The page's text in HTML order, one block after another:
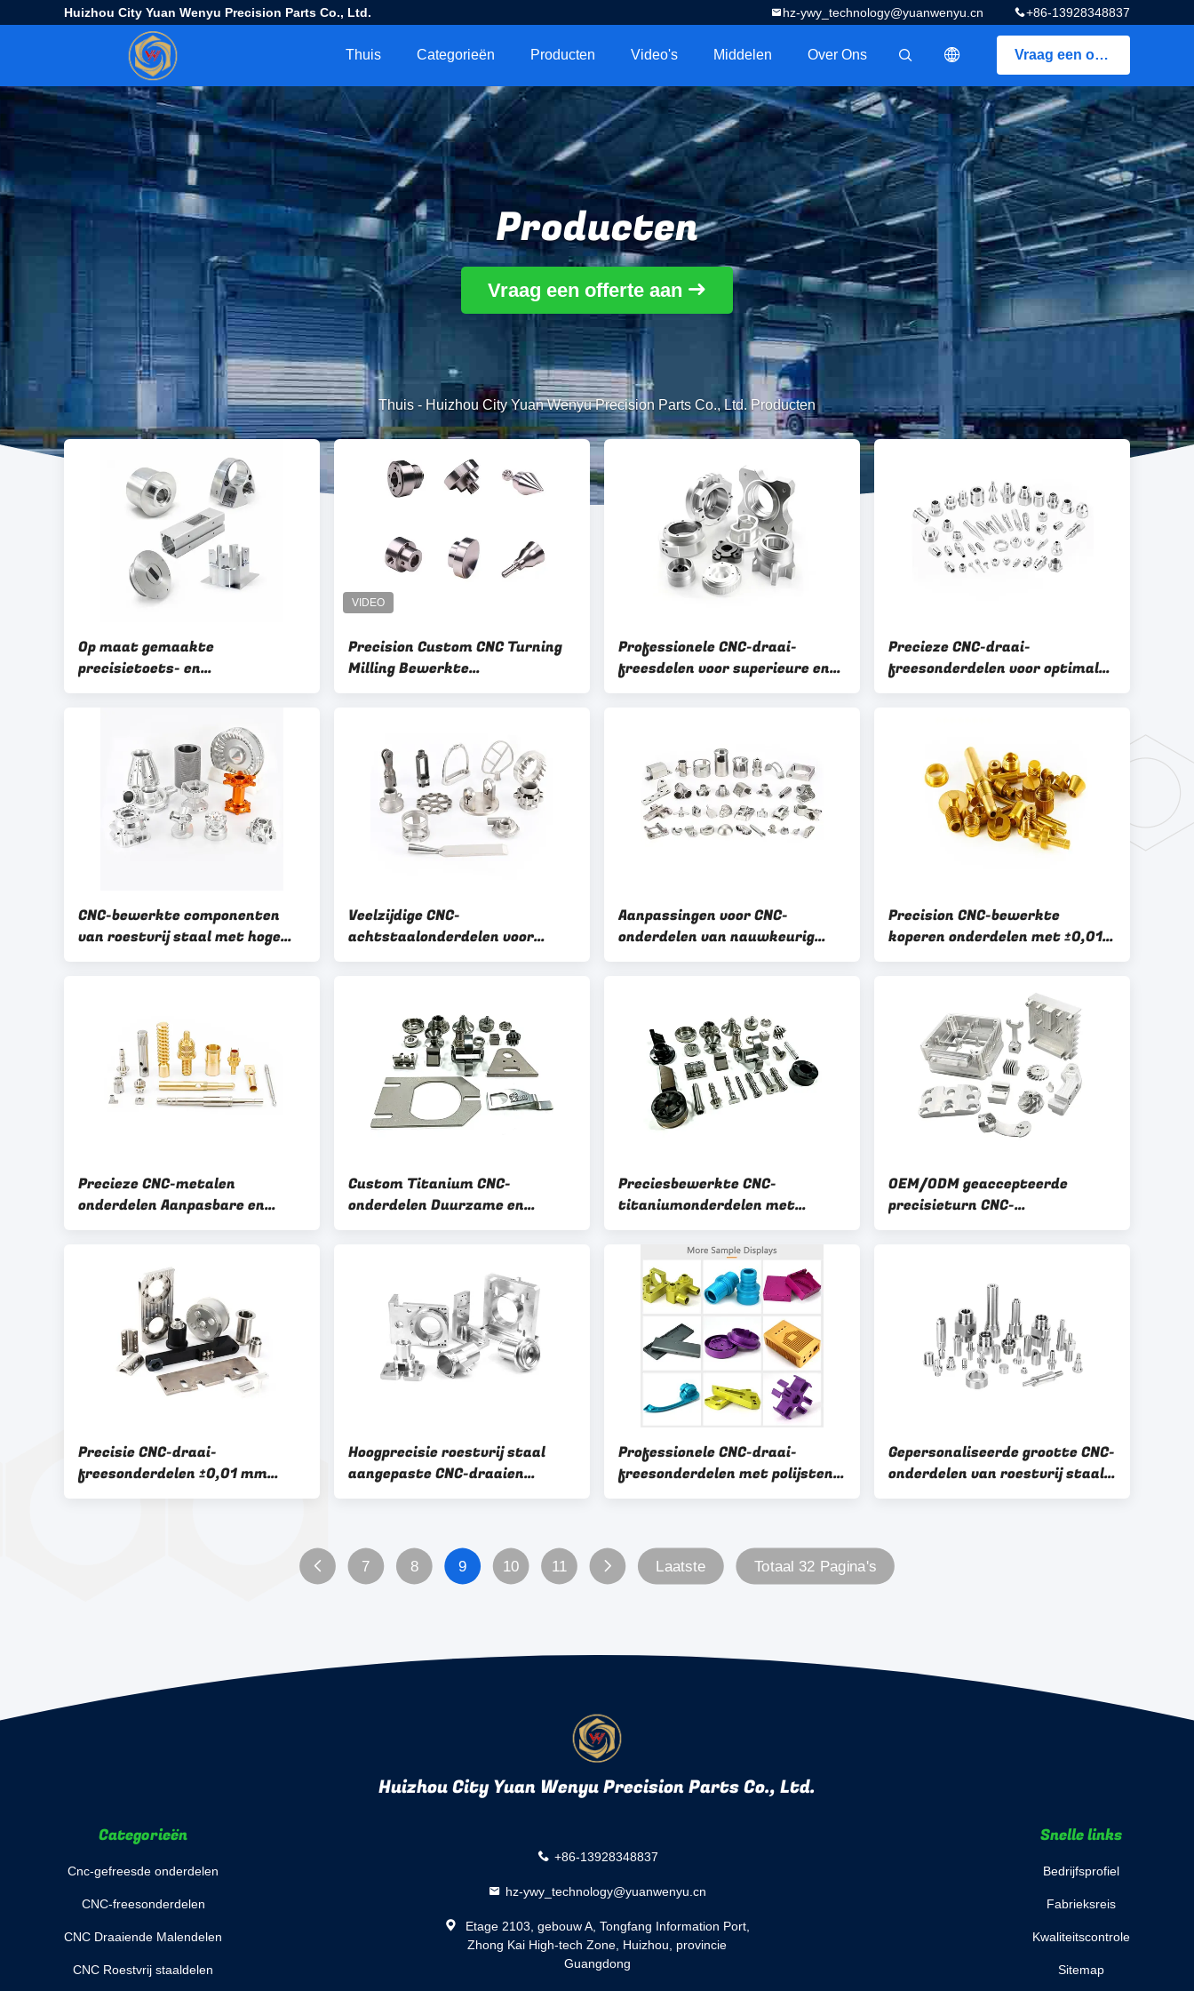
Huizhou City Yuan Wenyu Precision Parts Co., Ltd. +86-13928348837
hz-ywy_technology@yuanwenyu.cn
Vraag een offerte aan
描述
Thuis Categorieën Producten Video's Middelen Over Ons
Producten
Vraag een offerte aan
Thuis - Huizhou City Yuan Wenyu Precision Parts Co., Ltd. Producten
Op maat gemaakte
precisietoets- en
freesonderdelen met
Precision Custom CNC Turning
Milling Bewerkte
aluminiumproducten met
Professionele CNC-draai-
freesdelen voor superieure en
nauwkeurige
Precieze CNC-draai-
freesonderdelen voor optimale
prestaties in de
CNC-bewerkte componenten
van roestvrij staal met hoge
precisie met tekenformaat
Veelzijdige CNC-
achtstaalonderdelen voor
industrieel en commercieel
Aanpassingen voor CNC-
onderdelen van nauwkeurig
roestvrij staal voor industriële
Precision CNC-bewerkte
koperen onderdelen met ±0,01
mm tolerantie en aanpasbaar
Precieze CNC-metalen
onderdelen Aanpasbare en
duurzame onderdelen voor
Custom Titanium CNC-
onderdelen Duurzame en
veelzijdige oplossingen met
warmtebehandeling
Preciesbewerkte CNC-
titaniumonderdelen met
glans/normalisatie voor de
lucht- en ruimtevaartindustrie
OEM/ODM geaccepteerde
precisieturn CNC-
freesonderdelen voor uw
Precisie CNC-draai-
freesonderdelen ±0,01 mm
Tolerantie voor roestvrij staal,
Hoogprecisie roestvrij staal
aangepaste CNC-draaien
freesonderdelen op maat van
Professionele CNC-draai-
freesonderdelen met polijsten
anodiserende zinkplatering
Gepersonaliseerde grootte CNC-
onderdelen van roestvrij staal
Corrosiebestendigheid
7 8 9 10 11 Laatste Totaal 32 Pagina's
Huizhou City Yuan Wenyu Precision Parts Co., Ltd.
Categorieën
Cnc-gefreesde onderdelen
CNC-freesonderdelen
CNC Draaiende Malendelen
CNC Roestvrij staaldelen
+86-13928348837
hz-ywy_technology@yuanwenyu.cn
Etage 2103, gebouw A, Tongfang Information Port,
Zhong Kai High-tech Zone, Huizhou, provincie
Guangdong
Snelle links
Bedrijfsprofiel
Fabrieksreis
Kwaliteitscontrole
Sitemap